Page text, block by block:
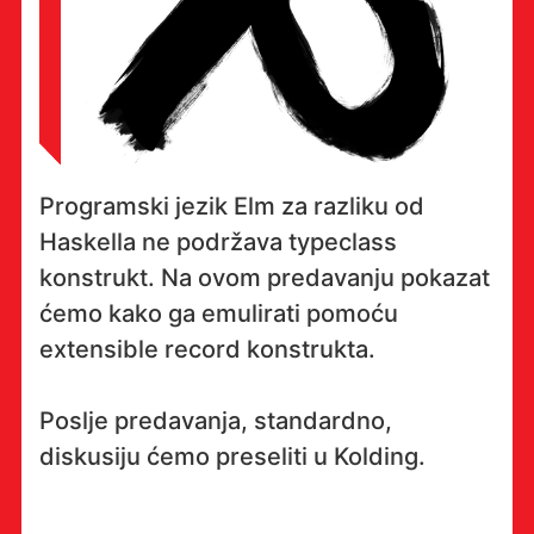
Programski jezik Elm za razliku od
Haskella ne podržava typeclass
konstrukt. Na ovom predavanju pokazat
ćemo kako ga emulirati pomoću
extensible record konstrukta.
Poslje predavanja, standardno,
diskusiju ćemo preseliti u Kolding.